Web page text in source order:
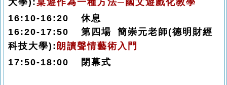
大學):桌遊作為一種方法─國文遊戲化教學
16:10-16:20 休息
16:20-17:50 第四場 簡崇元老師(德明財經
科技大學):朗讀聲情藝術入門
17:50-18:00 閉幕式